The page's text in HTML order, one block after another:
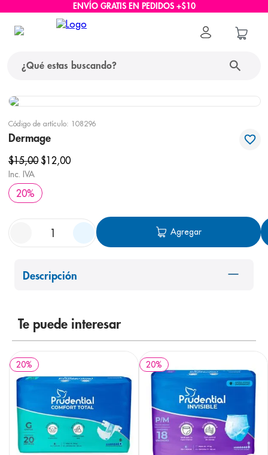
ENVÍO GRATIS EN PEDIDOS +$10
Código de artículo: 108296
Dermage
$15,00 $12,00
Inc. IVA
20%
Agregar
Descripción
Te puede interesar
20% 20%
términos más buscados
1. protector solar
2. pañales
3.
4. cerave
5. nivea
shampoo
8. panolini
10.desodorante